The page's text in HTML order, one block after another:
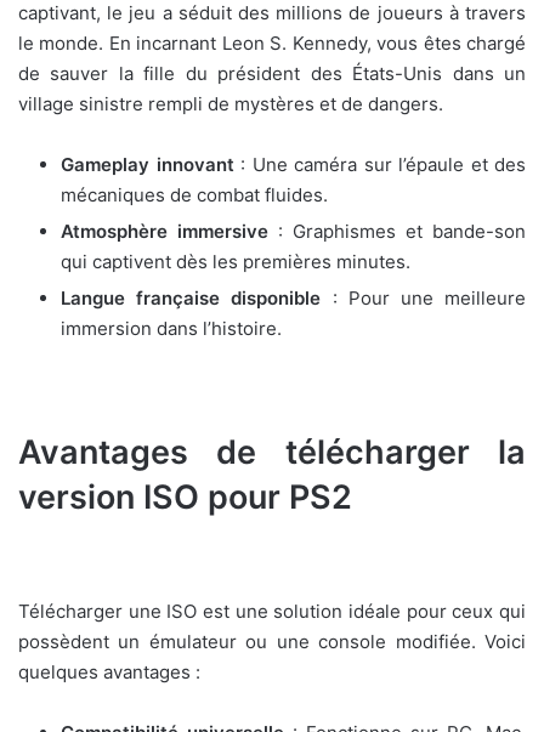
captivant, le jeu a séduit des millions de joueurs à travers
le monde. En incarnant Leon S. Kennedy, vous êtes chargé
de sauver la fille du président des États-Unis dans un
village sinistre rempli de mystères et de dangers.
Gameplay innovant : Une caméra sur l’épaule et des
mécaniques de combat fluides.
Atmosphère immersive : Graphismes et bande-son
qui captivent dès les premières minutes.
Langue française disponible : Pour une meilleure
immersion dans l’histoire.
Avantages de télécharger la
version ISO pour PS2
Télécharger une ISO est une solution idéale pour ceux qui
possèdent un émulateur ou une console modifiée. Voici
quelques avantages :